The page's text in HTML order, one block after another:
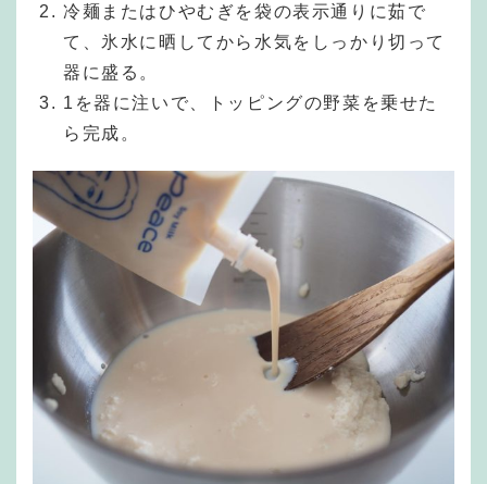
冷麺またはひやむぎを袋の表示通りに茹で
て、氷水に晒してから水気をしっかり切って
器に盛る。
1を器に注いで、トッピングの野菜を乗せた
ら完成。